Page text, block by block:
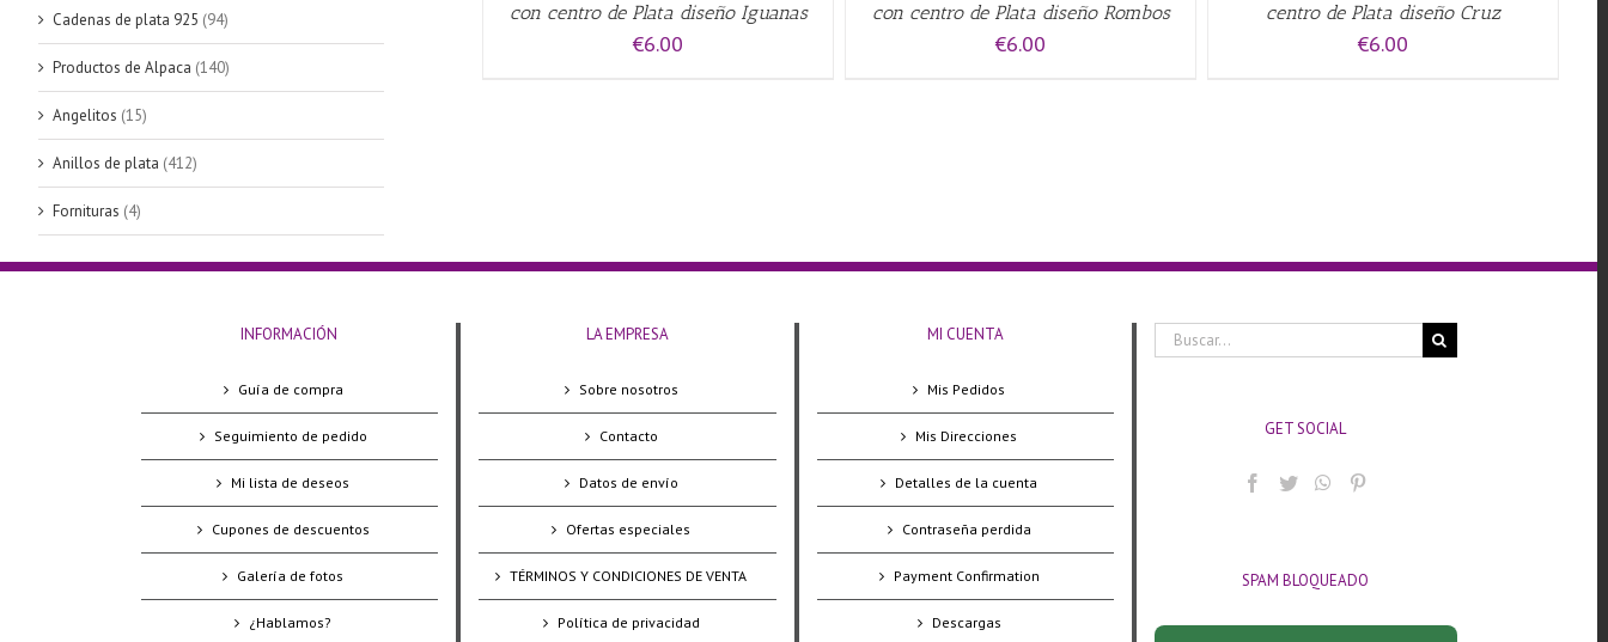
con centro de Plata diseño Iguanas
€6.00
con centro de Plata diseño Rombos
€6.00
centro de Plata diseño Cruz
€6.00
Cadenas de plata 925 (94)
Productos de Alpaca (140)
Angelitos (15)
Anillos de plata (412)
Fornituras (4)
INFORMACIÓN
Guía de compra
Seguimiento de pedido
Mi lista de deseos
Cupones de descuentos
Galería de fotos
¿Hablamos?
LA EMPRESA
Sobre nosotros
Contacto
Datos de envío
Ofertas especiales
TÉRMINOS Y CONDICIONES DE VENTA
Política de privacidad
MI CUENTA
Mis Pedidos
Mis Direcciones
Detalles de la cuenta
Contraseña perdida
Payment Confirmation
Descargas
Buscar:
GET SOCIAL
SPAM BLOQUEADO